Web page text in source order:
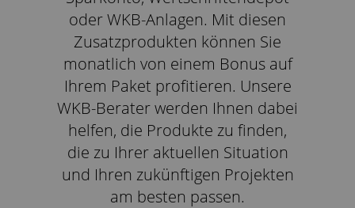
oder WKB-Anlagen. Mit diesen
Zusatzprodukten können Sie
monatlich von einem Bonus auf
Ihrem Paket profitieren. Unsere
WKB-Berater werden Ihnen dabei
helfen, die Produkte zu finden,
die zu Ihrer aktuellen Situation
und Ihren zukünftigen Projekten
am besten passen.